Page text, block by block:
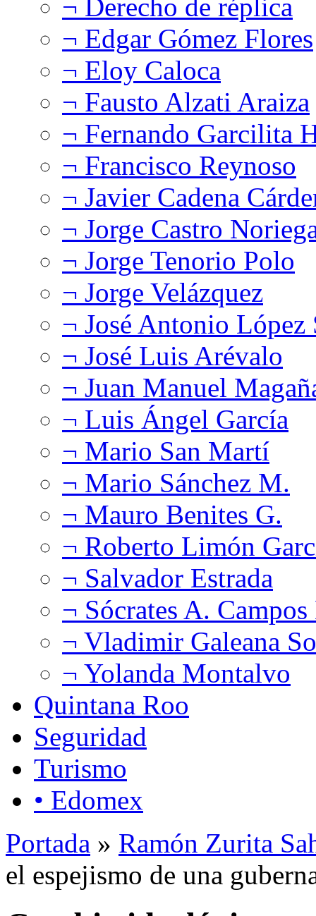
¬ Derecho de réplica
¬ Edgar Gómez Flores
¬ Eloy Caloca
¬ Fausto Alzati Araiza
¬ Fernando Garcilita
¬ Francisco Reynoso
¬ Javier Cadena
¬ Jorge Castro
¬ Jorge Tenorio Polo
¬ Jorge Velázquez
¬ José Antonio López
¬ José Luis Arévalo
¬ Juan Manuel
¬ Luis Ángel García
¬ Mario San Martí
¬ Mario Sánchez M.
¬ Mauro Benites G.
¬ Roberto Limón
¬ Salvador Estrada
¬ Sócrates A.
¬ Vladimir Galeana
¬ Yolanda Montalvo
Quintana Roo
Seguridad
Turismo
• Edomex
Portada » Ramón Zurita
el espejismo de una